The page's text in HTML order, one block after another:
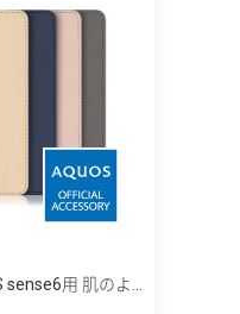
sense6用 肌のよ...